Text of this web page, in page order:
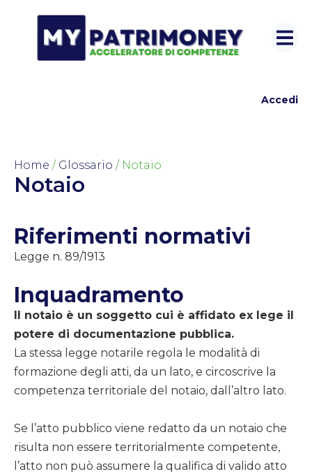
Accedi
Home / Glossario / Notaio
Notaio
Riferimenti normativi
Legge n. 89/1913
Inquadramento
Il notaio è un soggetto cui è affidato ex lege il
potere di documentazione pubblica.
La stessa legge notarile regola le modalità di
formazione degli atti, da un lato, e circoscrive la
competenza territoriale del notaio, dall’altro lato.
Se l’atto pubblico viene redatto da un notaio che
risulta non essere territorialmente competente,
l’atto non può assumere la qualifica di valido atto